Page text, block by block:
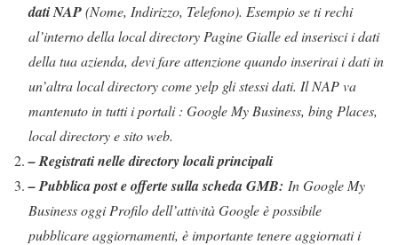
dati NAP(Nome, Indirizzo, Telefono). Esempio se ti rechi
al’interno della local directory Pagine Gialle ed inserisci i dati
della tua azienda, devi fare attenzione quando inserirai i dati in
un’altra local directory come yelp gli stessi dati. Il NAP va
mantenuto in tutti i portali : Google My Business, bing Places,
local directory e sito web.
– Registrati nelle directory locali principali
– Pubblica post e offerte sulla scheda GMB: In Google My
Business oggi Profilo dell’attività Google è possibile
pubblicare aggiornamenti, è importante tenere aggiornati i